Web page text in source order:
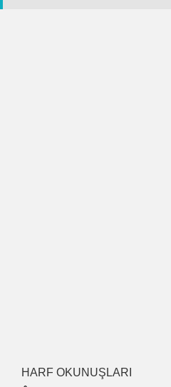
HARF OKUNUŞLARI